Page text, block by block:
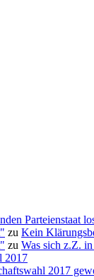
Parteienstaat
zu Kein
zu Was sich z.Z.
2017
2017